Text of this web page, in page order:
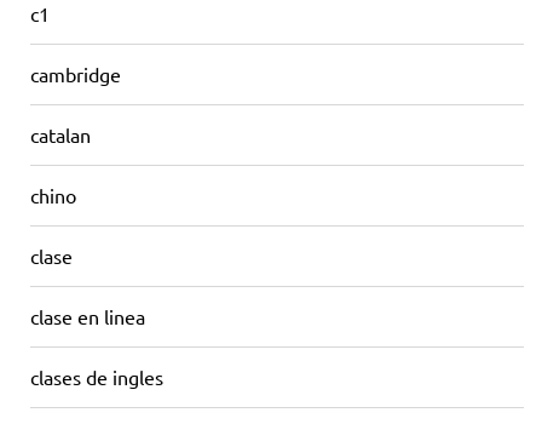
c1
cambridge
catalan
chino
clase
clase en linea
clases de ingles